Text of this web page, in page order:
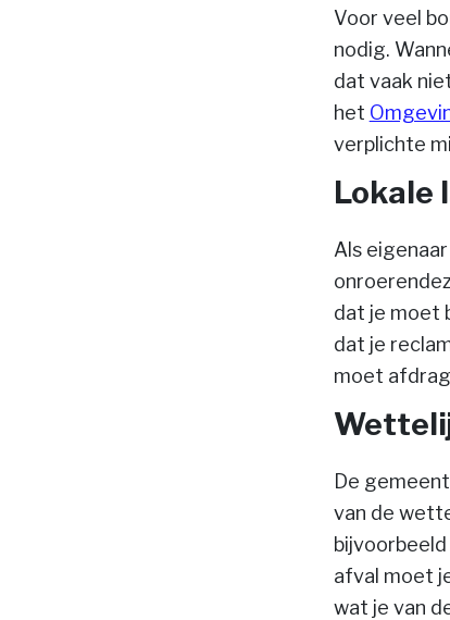
Voor veel
nodig.
dat vaak
het
verplichte
Lokale
Als
dat je moet
dat je
moet
De
van de
afval moet
wat je van